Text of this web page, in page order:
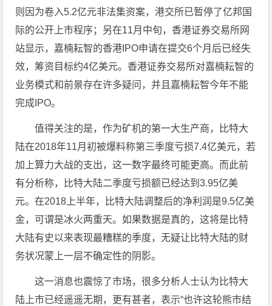
则因为卷入5.2亿元非法集资案，港交所已暂停了亿邦国
际的公开上市程序；另在11月中旬，香港证券交易所网
站显示，嘉楠耘智的香港IPO申请在提交6个月后已经失
效，筹资目标约4亿美元。香港证券交易所对嘉楠耘智的
业务模式和前景存在许多疑问，并且嘉楠耘智今年不能
完成IPO。
值得关注的是，作为矿机的第一大生产商，比特大
陆在2018年11月初被爆料称第三季度亏损7.4亿美元，若
加上算力大战的支出，这一数字最终可能更高。而此前
有分析称，比特大陆二季度亏损额已经达到3.95亿美
元。在2018上半年，比特大陆调整后的净利润是9.5亿美
金，可谓是冰火两重天。如果数据是真的，这将是比特
大陆有史以来表现最糟糕的季度，无疑让比特大陆的财
务状况蒙上一层不确定性的阴影。
这一消息也震惊了市场，很多分析人士认为比特大
陆上市已经遥遥无期，更有甚者，表示“也许这轮熊市结